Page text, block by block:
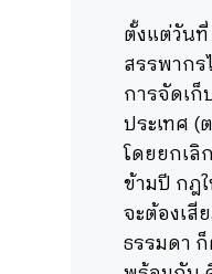
ตั้งแต่วันที่
สรรพาก
การจัดเก็
ประเทศ (
โดยยกเลิ
ข้ามปี กฎ
จะต้องเสี
ธรรมดา